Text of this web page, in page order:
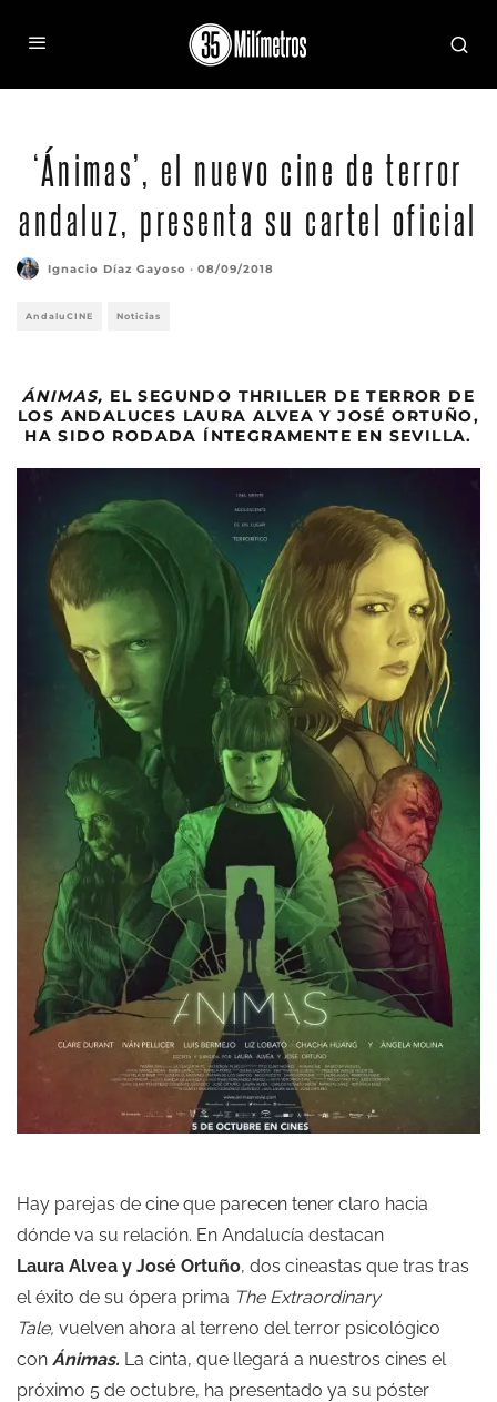
‘Ánimas’, el nuevo cine de terror
andaluz, presenta su cartel oficial
Ignacio Díaz Gayoso · 08/09/2018
AndaluCINE Noticias
ÁNIMAS, EL SEGUNDO THRILLER DE TERROR DE
LOS ANDALUCES LAURA ALVEA Y JOSÉ ORTUÑO,
HA SIDO RODADA ÍNTEGRAMENTE EN SEVILLA.
Hay parejas de cine que parecen tener claro hacia
dónde va su relación. En Andalucía destacan
Laura Alvea y José Ortuño, dos cineastas que tras tras
el éxito de su ópera prima The Extraordinary
Tale, vuelven ahora al terreno del terror psicológico
con Ánimas. La cinta, que llegará a nuestros cines el
próximo 5 de octubre, ha presentado ya su póster